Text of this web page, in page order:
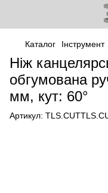
Каталог Інструмент
Ніж
обгумована
мм, кут: 60°
Артикул: